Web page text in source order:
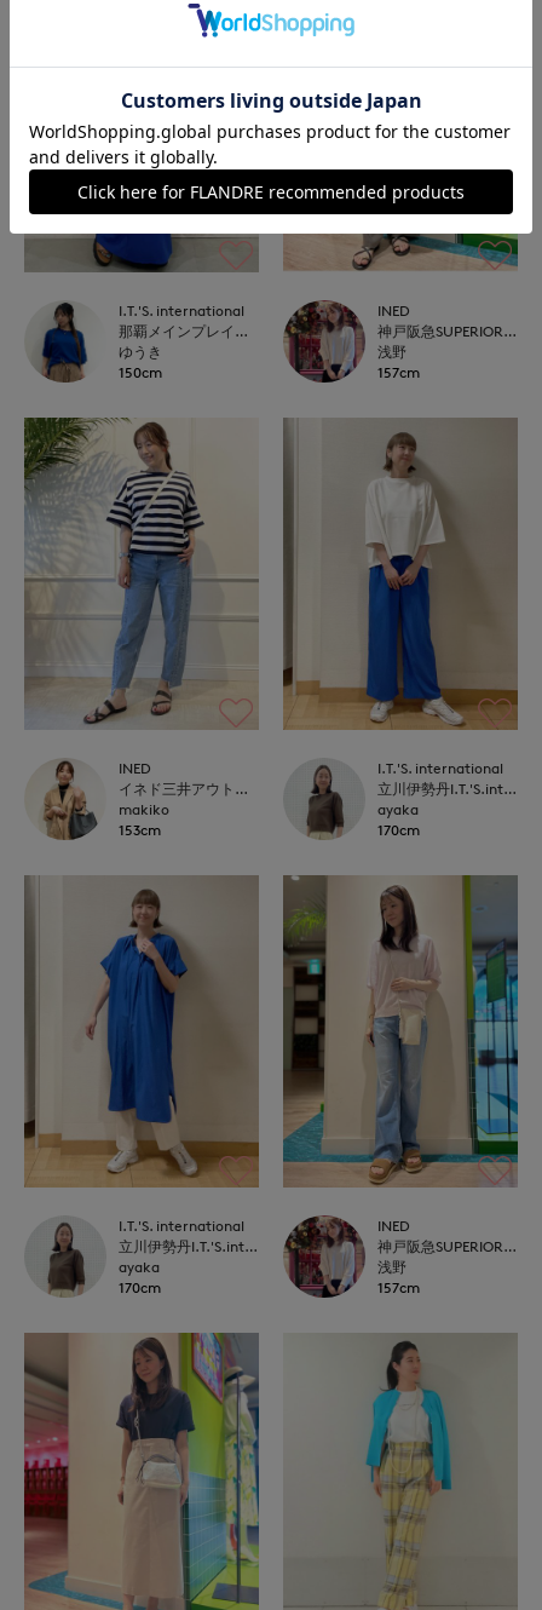
I.T.'S. international
那覇メインプレイスI.T.'S.international
ゆうき
150cm
INED
神戸阪急SUPERIORCLOSET
浅野
157cm
INED
イネド三井アウトレットパーク多摩南大沢店
makiko
153cm
I.T.'S. international
立川伊勢丹I.T.'S.international
ayaka
170cm
I.T.'S. international
立川伊勢丹I.T.'S.international
ayaka
170cm
INED
神戸阪急SUPERIORCLOSET
浅野
157cm